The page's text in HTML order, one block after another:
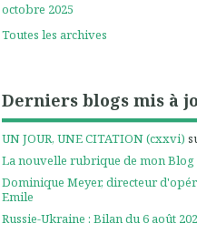
octobre 2025
Toutes les archives
Derniers blogs mis à
UN JOUR, UNE CITATION (cxxvi)
La nouvelle rubrique de mon Blog
Dominique Meyer, directeur
Emile
Russie-Ukraine : Bilan du 6 août